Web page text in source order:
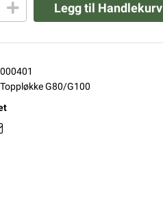
Legg til Handlekurv
Toppløkke G80/G100